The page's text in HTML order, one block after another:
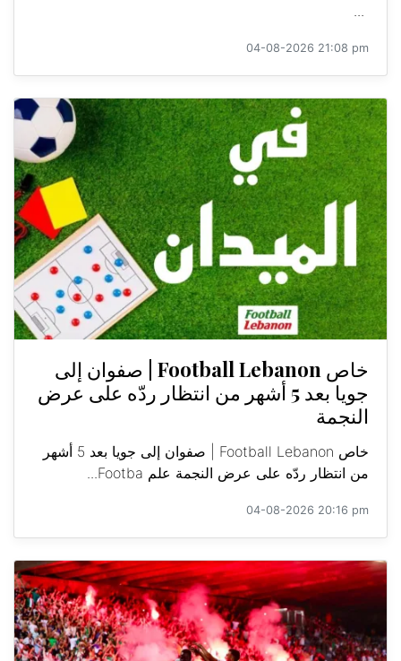
...
04-08-2026 21:08 pm
خاص Football Lebanon | صفوان إلى
جويا بعد 5 أشهر من انتظار ردّه على عرض
النجمة
خاص Football Lebanon | صفوان إلى جويا بعد 5 أشهر
من انتظار ردّه على عرض النجمة علم Footba...
04-08-2026 20:16 pm